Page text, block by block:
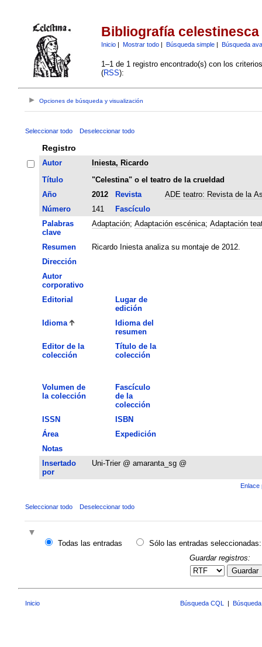
Bibliografía celestinesca
Inicio| Mostrar todo| Búsqueda simple| Búsqueda
1–1 de 1 registro encontrado(s) con los
(RSS):
Opciones de búsqueda y visualización
Seleccionar todo Deseleccionar todo
Registro
Autor
Iniesta, Ricardo
Título
"Celestina" o el teatro de la crueldad
Año
2012 Revista
ADE teatro: Revista de la
Número
141
Fascículo
Palabras
clave
Adaptación; Adaptación escénica; Adaptación
Resumen
Ricardo Iniesta analiza su montaje de 2012.
Dirección
Autor
corporativo
Editorial
Lugar de
edición
Idioma
Idioma del
resumen
Editor de la
colección
Título de la
colección
Volumen de
la colección
Fascículo
de la
colección
ISSN
ISBN
Área
Expedición
Notas
Insertado
por
Uni-Trier @ amaranta_sg @
Enlace
Seleccionar todo Deseleccionar todo
Todas las entradas
Sólo las entradas seleccionadas:
Guardar registros:
Guardar
Inicio Búsqueda CQL